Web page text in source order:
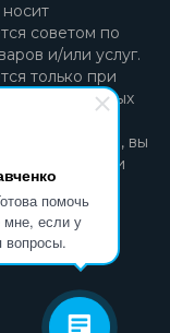
помочь
если у
вопросы.
советом по
и/или услуг.
только при
для поисковых
адрес
сайтом, вы
данных
и
cookie.